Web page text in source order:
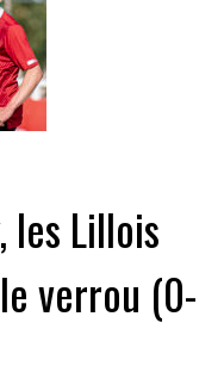
les Lillois
verrou (0-